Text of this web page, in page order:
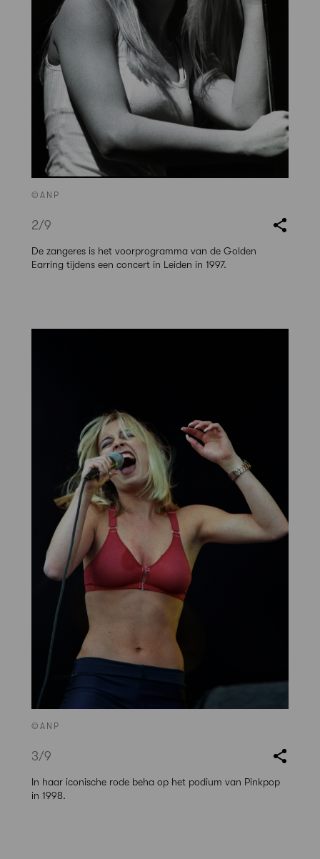
©ANP
2/9
De zangeres is het voorprogramma van de Golden
Earring tijdens een concert in Leiden in 1997.
©ANP
3/9
In haar iconische rode beha op het podium van Pinkpop
in 1998.